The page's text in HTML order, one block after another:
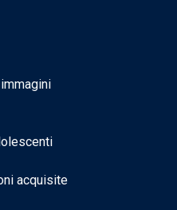
acquisite